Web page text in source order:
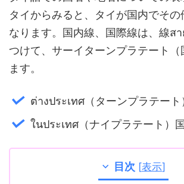
タイからみると、タイが国内でその
なります。国内線、国際線は、線ส
つけて、サーイターンプラテート（
ます。
ต่างประเทศ（ターンプラテート
ในประเทศ（ナイプラテート）
目次 [表示]